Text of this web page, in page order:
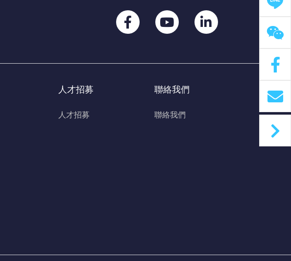
人才招募
人才招募
聯絡我們
聯絡我們